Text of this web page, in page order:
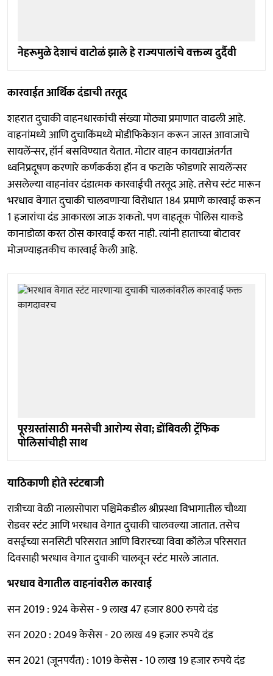
नेहरूमुळे देशाचं वाटोळं झाले हे राज्यपालांचे वक्तव्य दुर्दैवी
कारवाईत आर्थिक दंडाची तरतूद
शहरात दुचाकी वाहनधारकांची संख्या मोठ्या प्रमाणात वाढली आहे.
वाहनांमध्ये आणि दुचाकिंमध्ये मोडीफिकेशन करून जास्त आवाजाचे
सायलेंन्सर, हॉर्न बसविण्यात येतात. मोटार वाहन कायद्याअंतर्गत
ध्वनिप्रदूषण करणारे कर्णकर्कश हॉन व फटाके फोडणारे सायलेंन्सर
असलेल्या वाहनांवर दंडात्मक कारवाईची तरतूद आहे. तसेच स्टंट मारून
भरधाव वेगात दुचाकी चालवणाऱ्या विरोधात 184 प्रमाणे कारवाई करून
1 हजारांचा दंड आकारला जाऊ शकतो. पण वाहतूक पोलिस याकडे
कानाडोळा करत ठोस कारवाई करत नाही. त्यांनी हाताच्या बोटावर
मोजण्याइतकीच कारवाई केली आहे.
पूरग्रस्तांसाठी मनसेची आरोग्य सेवा; डोंबिवली ट्रॅफिक
पोलिसांचीही साथ
याठिकाणी होते स्टंटबाजी
रात्रीच्या वेळी नालासोपारा पश्चिमेकडील श्रीप्रस्था विभागातील चौथ्या
रोडवर स्टंट आणि भरधाव वेगात दुचाकी चालवल्या जातात. तसेच
वसईच्या सनसिटी परिसरात आणि विरारच्या विवा कॉलेज परिसरात
दिवसाही भरधाव वेगात दुचाकी चालवून स्टंट मारले जातात.
भरधाव वेगातील वाहनांवरील कारवाई
सन 2019 : 924 केसेस - 9 लाख 47 हजार 800 रुपये दंड
सन 2020 : 2049 केसेस - 20 लाख 49 हजार रुपये दंड
सन 2021 (जूनपर्यंत) : 1019 केसेस - 10 लाख 19 हजार रुपये दंड